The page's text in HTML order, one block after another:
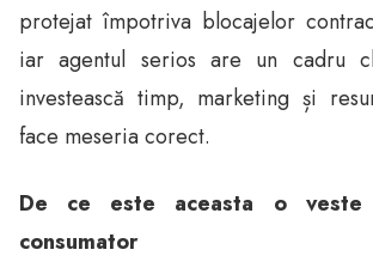
protejat împotriva blocajelor
iar agentul serios are un cadru
investească timp, marketing și
face meseria corect.
De ce este aceasta o veste
consumator